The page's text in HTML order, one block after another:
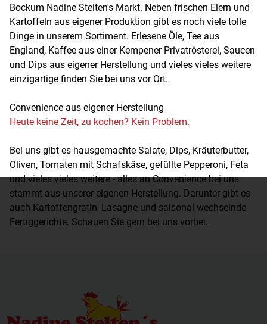
Bockum Nadine Stelten's Markt. Neben frischen Eiern und
Kartoffeln aus eigener Produktion gibt es noch viele tolle
Dinge in unserem Sortiment. Erlesene Öle, Tee aus
England, Kaffee aus einer Kempener Privatrösterei, Saucen
und Dips aus eigener Herstellung und vieles vieles weitere
einzigartige finden Sie bei uns vor Ort.
Convenience aus eigener Herstellung
Heute keine Zeit, zu kochen? Kein Problem.
Bei uns gibt es hausgemachte Salate, Dips, Kräuterbutter,
Oliven, Tomaten mit Schafskäse, gefüllte Pepperoni, Feta
und vieles vieles weitere - alles an Convenience bei uns
stammt aus unserer eigenen Herstellung. Darunter gibt es
auch Kartoffengratin, Lasagne und saisonal wechselnde
Fertiggerichte. Schauen Sie gern bei uns vorbei.